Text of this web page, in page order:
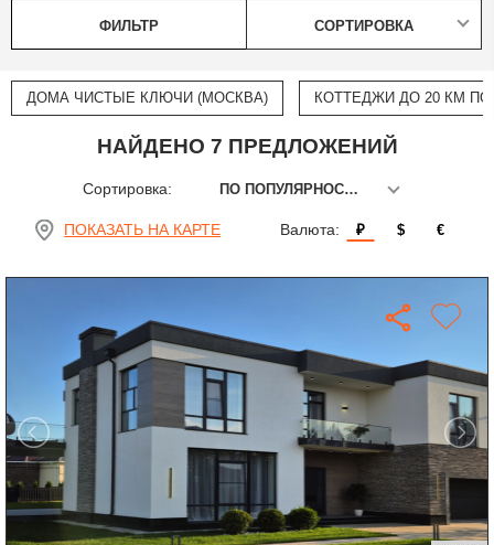
ФИЛЬТР СОРТИРОВКА
ДОМА ЧИСТЫЕ КЛЮЧИ (МОСКВА) КОТТЕДЖИ ДО 20 КМ
НАЙДЕНО 7 ПРЕДЛОЖЕНИЙ
Сортировка: ПО ПОПУЛЯРНОСТИ
ПОКАЗАТЬ НА КАРТЕ Валюта: ₽ $ €